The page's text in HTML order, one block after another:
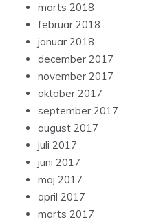
marts 2018
februar 2018
januar 2018
december 2017
november 2017
oktober 2017
september 2017
august 2017
juli 2017
juni 2017
maj 2017
april 2017
marts 2017